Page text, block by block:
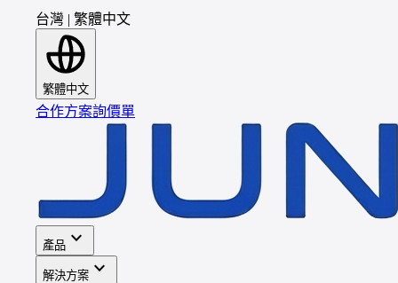
台灣 | 繁體中文
繁體中文
合作方案詢價單
產品 expand_more
解決方案 expand_more